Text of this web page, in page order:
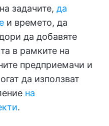
задачите, да
и времето, да
да добавяте
в рамките на
предприемачи и
да използват
на
.